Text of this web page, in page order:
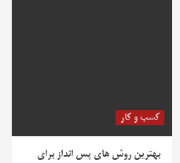
کسب و کار
بهترین روش‌ های پس‌ انداز برای